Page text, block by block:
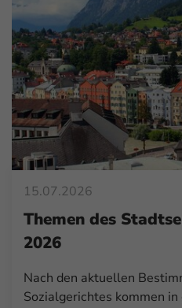
15.07.2026
Themen des
2026
Nach den aktuellen
Sozialgerichtes kommen